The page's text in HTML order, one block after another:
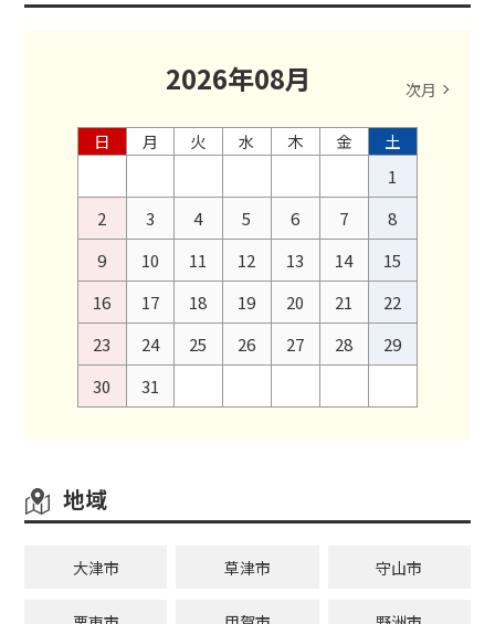
2026年08月 次月
日 月 火 水 木 金
土
1
2
3 4 5 6 7
8
9
10 11 12 13 14
15
16
17 18 19 20 21
22
23
24 25 26 27 28
29
30
31
地域
大津市 草津市 守山市